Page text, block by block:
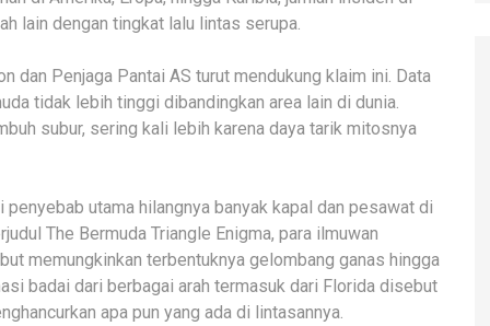
lain dengan tingkat lalu lintas serupa.
dan Penjaga Pantai AS turut mendukung klaim ini. Data
tidak lebih tinggi dibandingkan area lain di dunia.
subur, sering kali lebih karena daya tarik mitosnya
utama hilangnya banyak kapal dan pesawat di
The Bermuda Triangle Enigma, para ilmuwan
memungkinkan terbentuknya gelombang ganas hingga
badai dari berbagai arah termasuk dari Florida disebut
apa pun yang ada di lintasannya.